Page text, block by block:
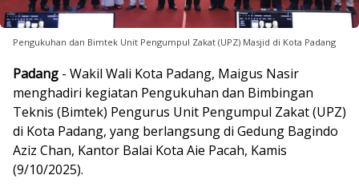
Pengukuhan dan Bimtek Unit Pengumpul Zakat (UPZ) Masjid di Kota Padang
Padang - Wakil Wali Kota Padang, Maigus Nasir
menghadiri kegiatan Pengukuhan dan Bimbingan
Teknis (Bimtek) Pengurus Unit Pengumpul Zakat (UPZ)
di Kota Padang, yang berlangsung di Gedung Bagindo
Aziz Chan, Kantor Balai Kota Aie Pacah, Kamis
(9/10/2025).